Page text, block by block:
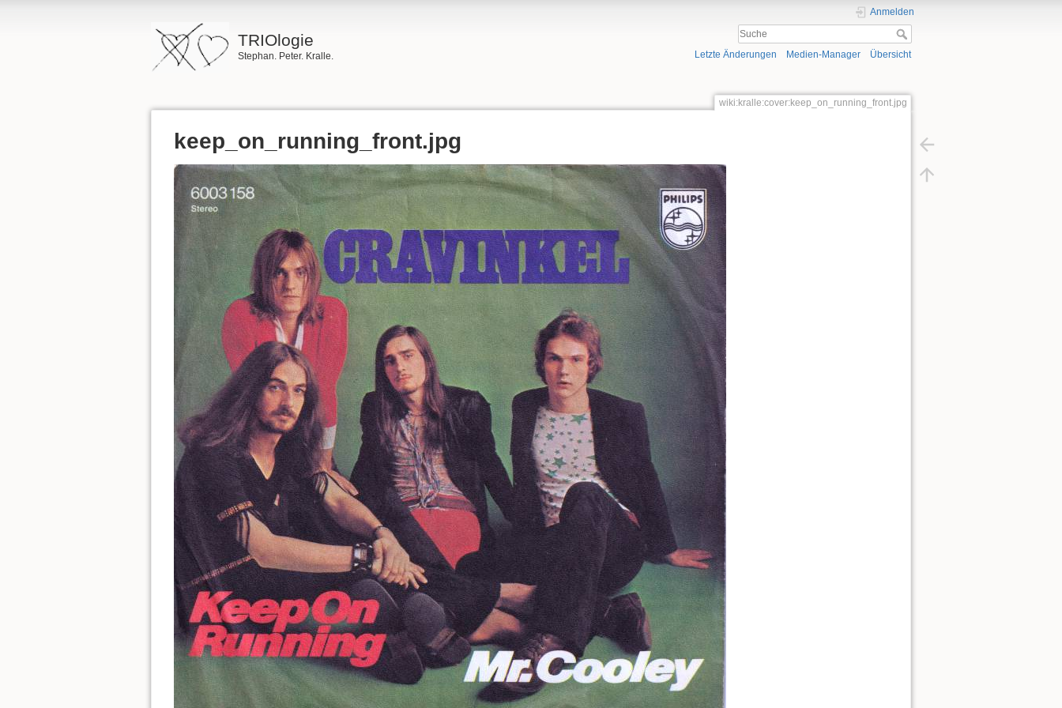
TRIOlogie
Stephan. Peter. Kralle.
Anmelden
Letzte Änderungen Medien-Manager Übersicht
wiki:kralle:cover:keep_on_running_front.jpg
keep_on_running_front.jpg